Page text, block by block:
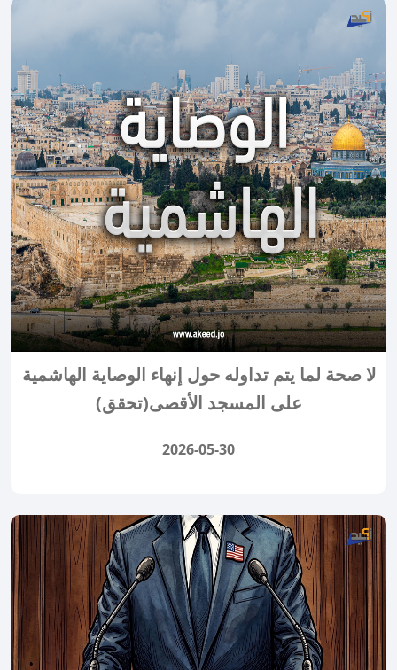
لا صحة لما يتم تداوله حول إنهاء الوصاية الهاشمية
على المسجد الأقصى(تحقق)
2026-05-30